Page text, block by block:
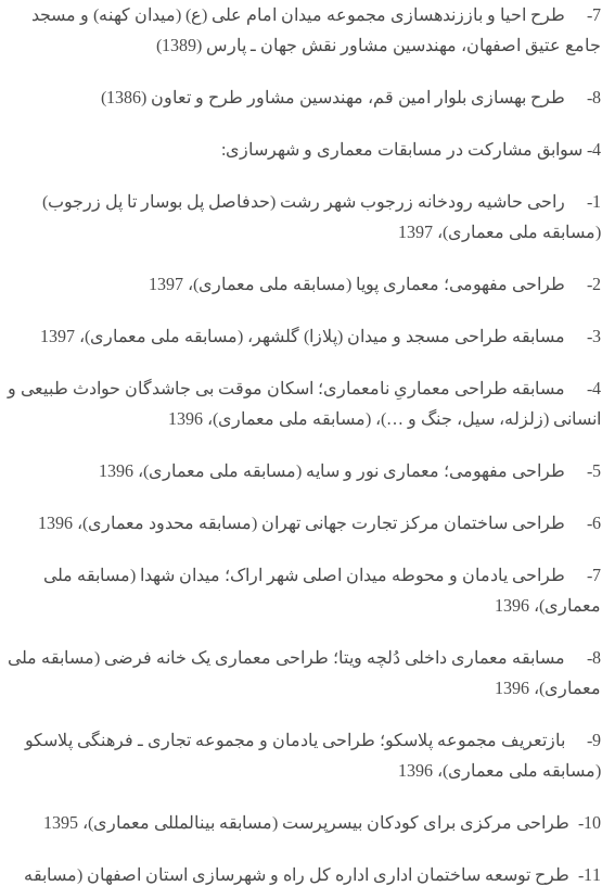
7- طرح احیا و باززنده­سازی مجموعه میدان امام علی (ع) (میدان کهنه) و مسجد
جامع عتیق اصفهان، مهندسین مشاور نقش جهان ـ پارس (1389)
8- طرح بهسازی بلوار امین قم، مهندسین مشاور طرح و تعاون (1386)
4- سوابق مشارکت در مسابقات معماری و شهرسازی:
1- راحی حاشیه رودخانه زرجوب شهر رشت (حدفاصل پل بوسار تا پل زرجوب)
(مسابقه ملی معماری)، 1397
2- طراحی مفهومی؛ معماری پویا (مسابقه ملی معماری)، 1397
3- مسابقه طراحی مسجد و میدان (پلازا) گلشهر، (مسابقه ملی معماری)، 1397
4- مسابقه طراحی معماریِ نامعماری؛ اسکان موقت بی جاشدگان حوادث طبیعی و
انسانی (زلزله، سیل، جنگ و …)، (مسابقه ملی معماری)، 1396
5- طراحی مفهومی؛ معماری نور و سایه (مسابقه ملی معماری)، 1396
6- طراحی ساختمان مرکز تجارت جهانی تهران (مسابقه محدود معماری)، 1396
7- طراحی یادمان و محوطه میدان اصلی شهر اراک؛ میدان شهدا (مسابقه ملی
معماری)، 1396
8- مسابقه معماری داخلی دُلچه ویتا؛ طراحی معماری یک خانه فرضی (مسابقه ملی
معماری)، 1396
9- بازتعریف مجموعه پلاسکو؛ طراحی یادمان و مجموعه تجاری ـ فرهنگی پلاسکو
(مسابقه ملی معماری)، 1396
10- طراحی مرکزی برای کودکان بی­سرپرست (مسابقه بین­المللی معماری)، 1395
11- طرح توسعه ساختمان اداری اداره کل راه و شهرسازی استان اصفهان (مسابقه